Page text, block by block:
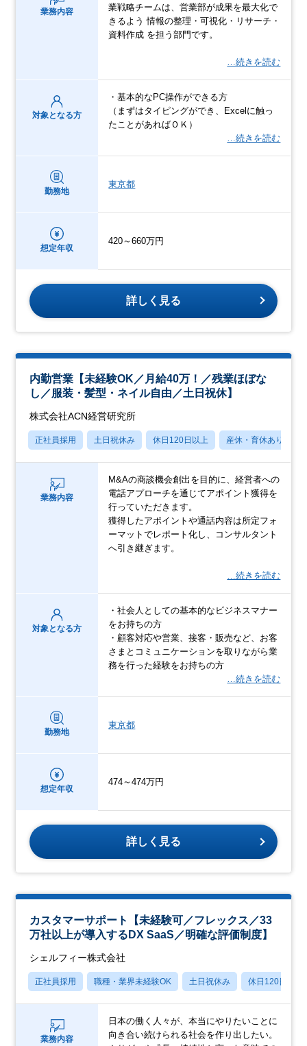
業務内容
業戦略チームは、営業部が成果を最大化で
きるよう 情報の整理・可視化・リサーチ・
資料作成 を担う部門です。
…続きを読む
対象となる方
・基本的なPC操作ができる方
（まずはタイピングができ、Excelに触っ
たことがあればＯＫ）
…続きを読む
勤務地
東京都
想定年収
420～660万円
詳しく見る
内勤営業【未経験OK／月給40万！／残業ほぼな
し／服装・髪型・ネイル自由／土日祝休】
株式会社ACN経営研究所
正社員採用 土日祝休み 休日120日以上 産休・育休あり
業務内容
M&Aの商談機会創出を目的に、経営者への
電話アプローチを通じてアポイント獲得を
行っていただきます。
獲得したアポイントや通話内容は所定フォ
ーマットでレポート化し、コンサルタント
へ引き継ぎます。
…続きを読む
対象となる方
・社会人としての基本的なビジネスマナー
をお持ちの方
・顧客対応や営業、接客・販売など、お客
さまとコミュニケーションを取りながら業
務を行った経験をお持ちの方
…続きを読む
勤務地
東京都
想定年収
474～474万円
詳しく見る
カスタマーサポート【未経験可／フレックス／33
万社以上が導入するDX SaaS／明確な評価制度】
シェルフィー株式会社
正社員採用 職種・業界未経験OK 土日祝休み 休日120日以上
業務内容
日本の働く人々が、本当にやりたいことに
向き合い続けられる社会を作り出したい。